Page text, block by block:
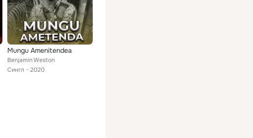
Mungu Amenitendea
Benjamin Weston
Сингл
2020